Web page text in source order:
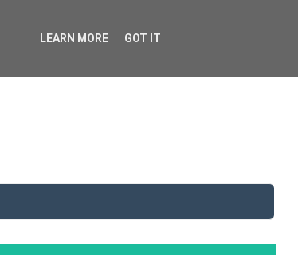
LEARN MORE GOT IT